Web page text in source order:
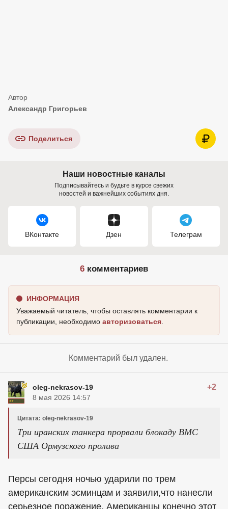
Александр Григорьев
Поделиться
Наши новостные каналы
Подписывайтесь и будьте в курсе свежих
новостей и важнейших событиях дня.
ВКонтакте Дзен Телеграм
6 комментариев
ИНФОРМАЦИЯ
Уважаемый читатель, чтобы оставлять комментарии к
публикации, необходимо авторизоваться
Комментарий был удален.
oleg-nekrasov-19 +2
8 мая 2026 14:57
Цитата: oleg-nekrasov-19
Три иранских танкера прорвали блокаду ВМС
США Ормузского пролива
Персы сегодня ночью ударили по трем
американским эсминцам и заявили,что нанесли
серьезное поражение. Американцы конечно этот